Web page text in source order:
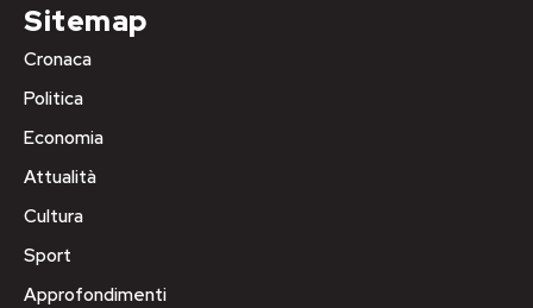
Sitemap
Cronaca
Politica
Economia
Attualità
Cultura
Sport
Approfondimenti